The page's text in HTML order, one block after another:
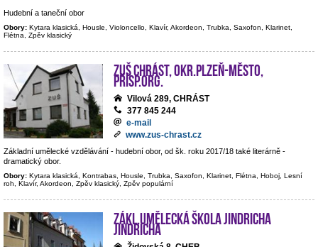
Hudební a taneční obor
Obory: Kytara klasická, Housle, Violoncello, Klavír, Akordeon, Trubka, Saxofon, Klarinet,
Flétna, Zpěv klasický
ZUŠ Chrást, okr.Plzeň-město,
přísp.org.
Vilová 289, CHRÁST
377 845 244
e-mail
www.zus-chrast.cz
Základní umělecké vzdělávání - hudební obor, od šk. roku 2017/18 také literárně -
dramatický obor.
Obory: Kytara klasická, Kontrabas, Housle, Trubka, Saxofon, Klarinet, Flétna, Hoboj, Lesní
roh, Klavír, Akordeon, Zpěv klasický, Zpěv populární
Zákl.umělecká škola Jindricha
Jindricha